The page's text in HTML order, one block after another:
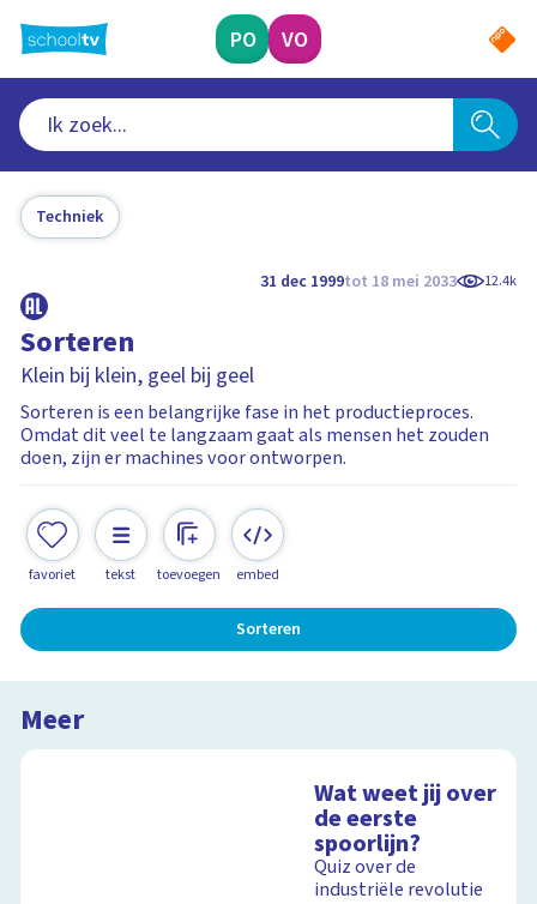
naar
hoofdinhoud
PO VO
Techniek
31 dec 1999tot 18 mei 2033 12.4k
Sorteren
Klein bij klein, geel bij geel
Sorteren is een belangrijke fase in het productieproces.
Omdat dit veel te langzaam gaat als mensen het zouden
doen, zijn er machines voor ontworpen.
favoriet tekst toevoegen embed
Sorteren
Meer
Wat weet jij over
de eerste
spoorlijn?
Quiz over de
industriële revolutie